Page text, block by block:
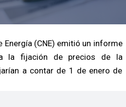
Energía (CNE) emitió un informe
la fijación de precios de la
a contar de 1 de enero de